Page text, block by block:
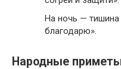
На ночь — тишина
благодарю».
Народные приметы